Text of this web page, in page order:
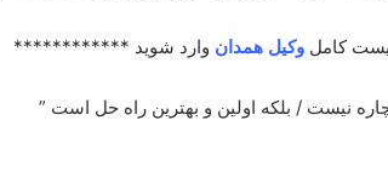
کامل وکیل همدان وارد شوید ************
نیست / بلکه اولین و بهترین راه حل است ”